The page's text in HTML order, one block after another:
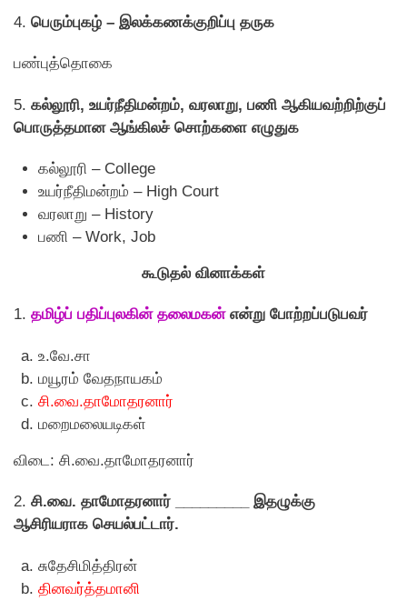
4. பெரும்புகழ் – இலக்கணக்குறிப்பு தருக
பண்புத்தொகை
5. கல்லூரி, உயர்நீதிமன்றம், வரலாறு, பணி ஆகியவற்றிற்குப்
பொருத்தமான ஆங்கிலச் சொற்களை எழுதுக
கல்லூரி – College
உயர்நீதிமன்றம் – High Court
வரலாறு – History
பணி – Work, Job
கூடுதல் வினாக்கள்
1. தமிழ்ப் பதிப்புலகின் தலைமகன்என்று போற்றப்படுபவர்
உ.வே.சா
மயூரம் வேதநாயகம்
சி.வை.தாமோதரனார்
மறைமலையடிகள்
விடை: சி.வை.தாமோதரனார்
2. சி.வை. தாமோதரனார் _________ இதழுக்கு
ஆசிரியராக செயல்பட்டார்.
சுதேசிமித்திரன்
தினவர்த்தமானி